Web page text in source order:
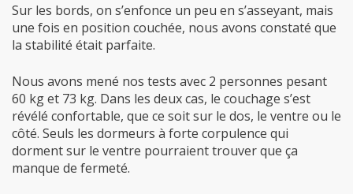
Sur les bords, on s’enfonce un peu en s’asseyant, mais
une fois en position couchée, nous avons constaté que
la stabilité était parfaite.
Nous avons mené nos tests avec 2 personnes pesant
60 kg et 73 kg. Dans les deux cas, le couchage s’est
révélé confortable, que ce soit sur le dos, le ventre ou le
côté. Seuls les dormeurs à forte corpulence qui
dorment sur le ventre pourraient trouver que ça
manque de fermeté.